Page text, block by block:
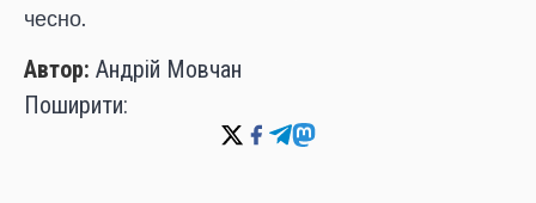
чесно.
Автор: Андрій Мовчан
Поширити: